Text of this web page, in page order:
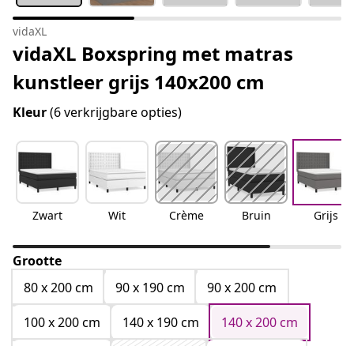
vidaXL
vidaXL Boxspring met matras
kunstleer grijs 140x200 cm
Kleur(6 verkrijgbare opties)
Zwart Wit Crème Bruin Grijs
Grootte
80 x 200 cm
90 x 190 cm
90 x 200 cm
100 x 200 cm
140 x 190 cm
140 x 200 cm